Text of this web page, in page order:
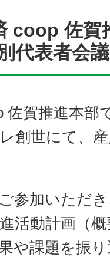
coop 佐賀
代表者会
佐賀推進本部
創世にて、
参加いただ
活動計画（
や課題を振